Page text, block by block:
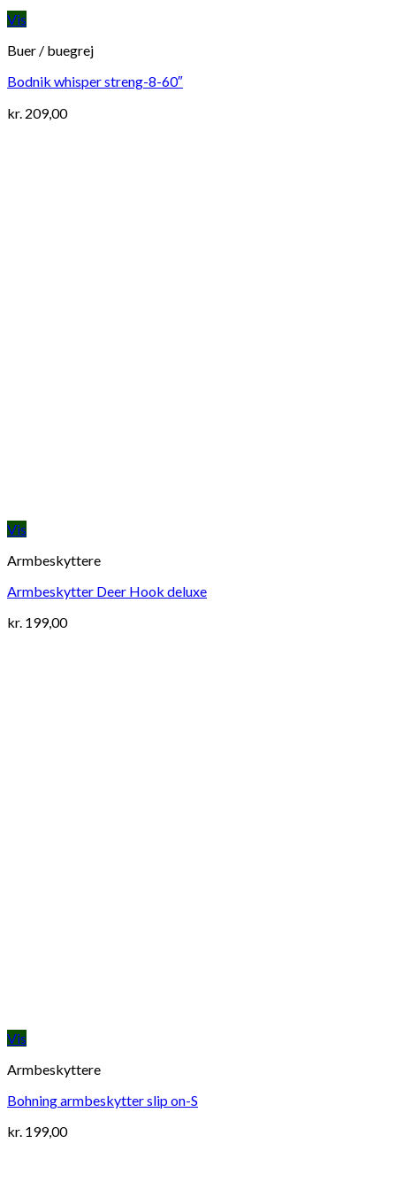
Vis
Buer / buegrej
Bodnik whisper streng-8-60″
kr. 209,00
Vis
Armbeskyttere
Armbeskytter Deer Hook deluxe
kr. 199,00
Vis
Armbeskyttere
Bohning armbeskytter slip on-S
kr. 199,00